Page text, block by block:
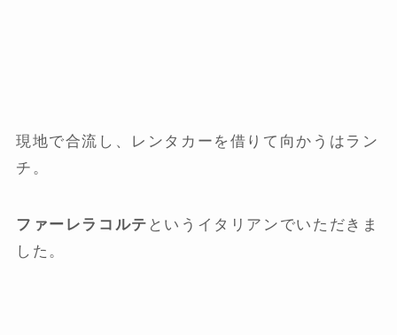
現地で合流し、レンタカーを借りて向かうはラン
チ。
ファーレラコルテ というイタリアンでいただきま
した。